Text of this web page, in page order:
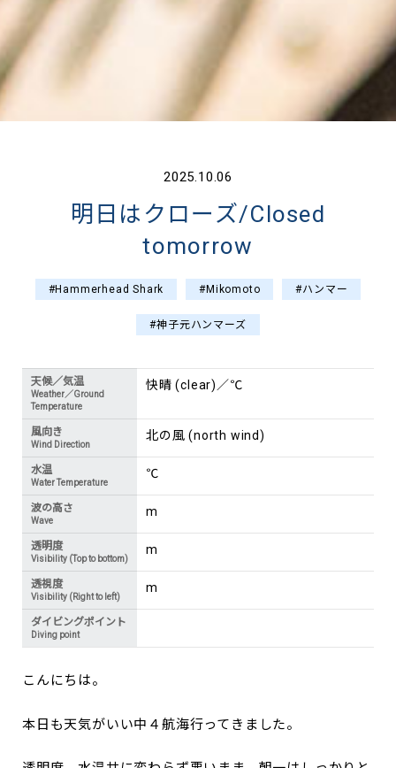
2025.10.06
明日はクローズ/Closed
tomorrow
#Hammerhead Shark #Mikomoto #ハンマー
#神子元ハンマーズ
天候／気温
Weather／Ground
Temperature
快晴 (clear)／℃
風向き
Wind Direction
北の風 (north wind)
水温
Water Temperature
℃
波の高さ
Wave
m
透明度
Visibility (Top to bottom)
m
透視度
Visibility (Right to left)
m
ダイビングポイント
Diving point
こんにちは。
本日も天気がいい中４航海行ってきました。